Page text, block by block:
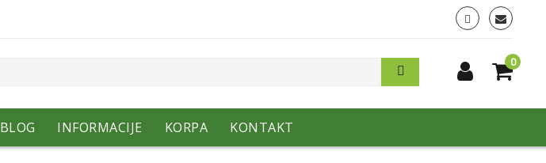
0
BLOG INFORMACIJE KORPA KONTAKT